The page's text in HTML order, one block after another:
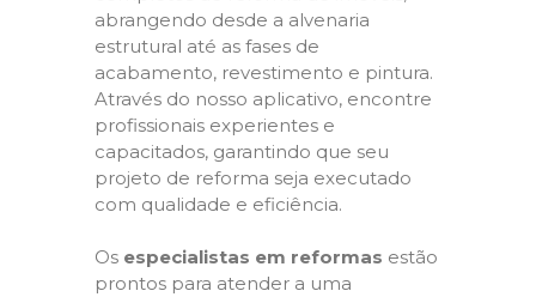
abrangendo desde a alvenaria
estrutural até as fases de
acabamento, revestimento e pintura.
Através do nosso aplicativo, encontre
profissionais experientes e
capacitados, garantindo que seu
projeto de reforma seja executado
com qualidade e eficiência.
Os especialistas em reformas estão
prontos para atender a uma